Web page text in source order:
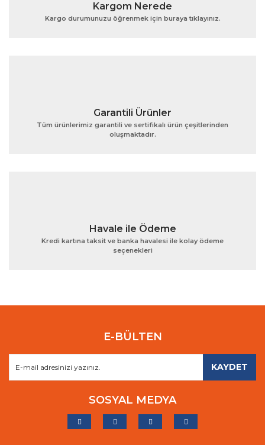
Kargom Nerede
Kargo durumunuzu öğrenmek için buraya tıklayınız.
Garantili Ürünler
Tüm ürünlerimiz garantili ve sertifikalı ürün çeşitlerinden
oluşmaktadır.
Havale ile Ödeme
Kredi kartına taksit ve banka havalesi ile kolay ödeme
seçenekleri
E-BÜLTEN
KAYDET
SOSYAL MEDYA